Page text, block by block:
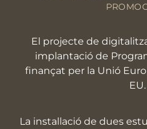
El projecte de
implantació de
finançat per la Unió
EU.
La installació de dues